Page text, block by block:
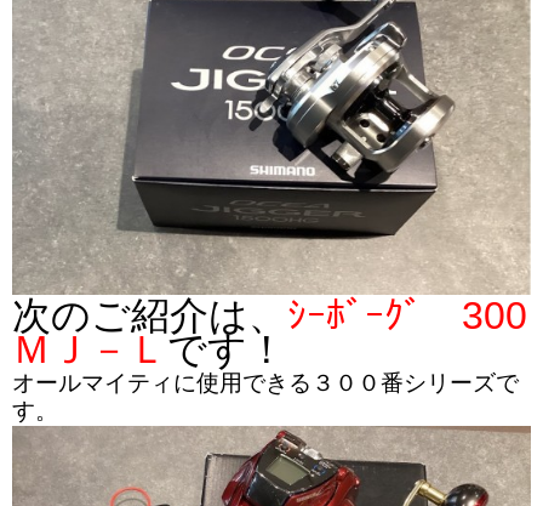
次のご紹介は、 ｼｰﾎﾞｰｸﾞ 300
ＭＪ－Ｌ です！
オールマイティに使用できる３００番シリーズで
す。